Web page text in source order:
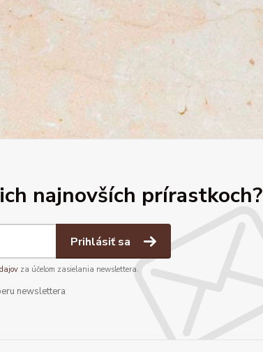
najnovších prírastkoch?
Prihlásiť sa
za účelom zasielania newslettera.
newslettera